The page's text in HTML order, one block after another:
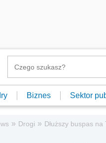
Biznes Sektor
» Drogi » Dłuższy buspas